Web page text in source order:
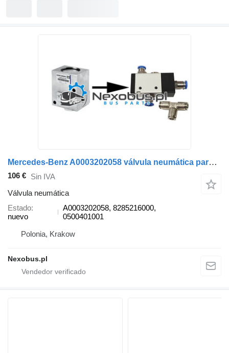
Mercedes-Benz A0003202058 válvula neumática para Setra 412 415 MERCEDES-BENZ Tourismo Travego Integro autobús
106 € Sin IVA
Válvula neumática
Estado
nuevo
A0003202058, 8285216000,
0500401001
Polonia, Krakow
Nexobus.pl